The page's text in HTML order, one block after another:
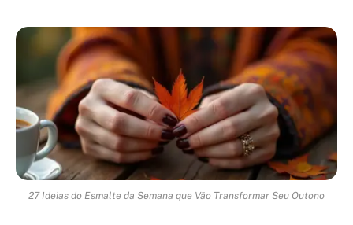
27 Ideias do Esmalte da Semana que Vão Transformar Seu Outono